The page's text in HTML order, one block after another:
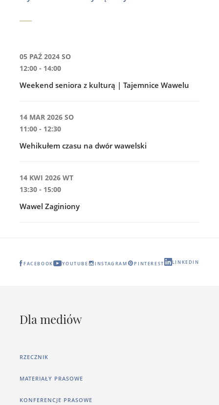
05 PAŹ 2024 SO
12:00 - 14:00
Weekend seniora z kulturą | Tajemnice Wawelu
14 MAR 2026 SO
11:00 - 12:30
Wehikułem czasu na dwór wawelski
14 KWI 2026 WT
13:30 - 15:00
Wawel Zaginiony
FACEBOOK YOUTUBE INSTAGRAM PINTEREST LINKEDIN
Dla mediów
RZECZNIK
MATERIAŁY PRASOWE
KONFERENCJE PRASOWE